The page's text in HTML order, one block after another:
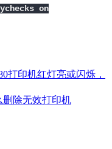
on
打印机红灯亮或闪烁，
删除无效打印机